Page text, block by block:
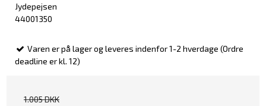
Jydepejsen
44001350
Varen er på lager og leveres indenfor 1-2 hverdage (Ordre
deadline er kl. 12)
1.005 DKK